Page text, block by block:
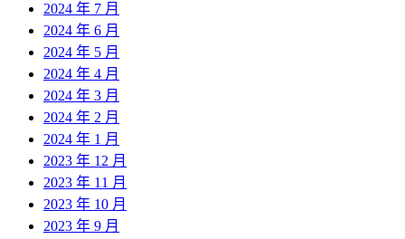
2024 年 7 月
2024 年 6 月
2024 年 5 月
2024 年 4 月
2024 年 3 月
2024 年 2 月
2024 年 1 月
2023 年 12 月
2023 年 11 月
2023 年 10 月
2023 年 9 月